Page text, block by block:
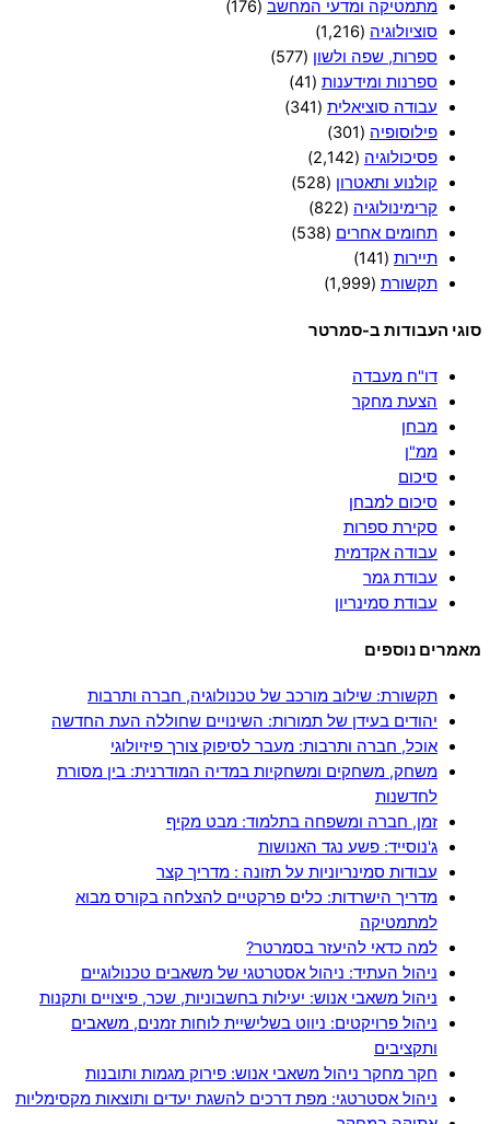
מתמטיקה ומדעי המחשב (176)
סוציולוגיה (1,216)
ספרות, שפה ולשון (577)
ספרנות ומידענות (41)
עבודה סוציאלית (341)
פילוסופיה (301)
פסיכולוגיה (2,142)
קולנוע ותאטרון (528)
קרימינולוגיה (822)
תחומים אחרים (538)
תיירות (141)
תקשורת (1,999)
סוגי העבודות ב-סמרטר
דו"ח מעבדה
הצעת מחקר
מבחן
ממ"ן
סיכום
סיכום למבחן
סקירת ספרות
עבודה אקדמית
עבודת גמר
עבודת סמינריון
מאמרים נוספים
תקשורת: שילוב מורכב של טכנולוגיה, חברה ותרבות
יהודים בעידן של תמורות: השינויים שחוללה העת החדשה
אוכל, חברה ותרבות: מעבר לסיפוק צורך פיזיולוגי
משחק, משחקים ומשחקיות במדיה המודרנית: בין מסורת
לחדשנות
זמן, חברה ומשפחה בתלמוד: מבט מקיף
ג'נוסייד: פשע נגד האנושות
עבודות סמינריוניות על תזונה : מדריך קצר
מדריך הישרדות: כלים פרקטיים להצלחה בקורס מבוא
למתמטיקה
למה כדאי להיעזר בסמרטר?
ניהול העתיד: ניהול אסטרטגי של משאבים טכנולוגיים
ניהול משאבי אנוש: יעילות בחשבוניות, שכר, פיצויים ותקנות
ניהול פרויקטים: ניווט בשלישיית לוחות זמנים, משאבים
ותקציבים
חקר מחקר ניהול משאבי אנוש: פירוק מגמות ותובנות
ניהול אסטרטגי: מפת דרכים להשגת יעדים ותוצאות מקסימליות